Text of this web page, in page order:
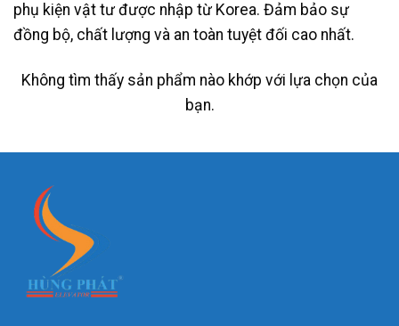
phụ kiện vật tư được nhập từ Korea. Đảm bảo sự
đồng bộ, chất lượng và an toàn tuyệt đối cao nhất.
Không tìm thấy sản phẩm nào khớp với lựa chọn của
bạn.